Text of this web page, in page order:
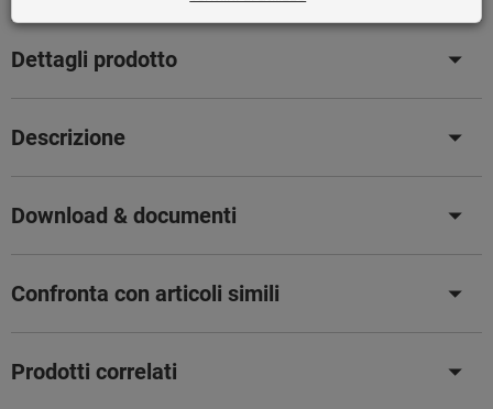
Dettagli prodotto
Descrizione
Download & documenti
Confronta con articoli simili
Prodotti correlati